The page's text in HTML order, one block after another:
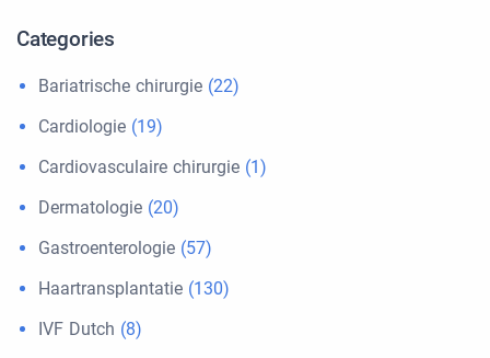
Categories
Bariatrische chirurgie (22)
Cardiologie (19)
Cardiovasculaire chirurgie (1)
Dermatologie (20)
Gastroenterologie (57)
Haartransplantatie (130)
IVF Dutch (8)